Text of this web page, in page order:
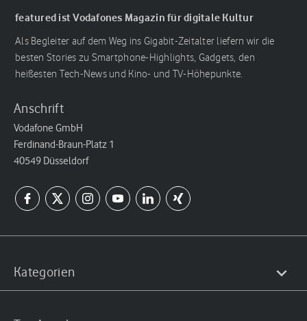
featured ist Vodafones Magazin für digitale Kultur
Als Begleiter auf dem Weg ins Gigabit-Zeitalter liefern wir die
besten Stories zu Smartphone-Highlights, Gadgets, den
heißesten Tech-News und Kino- und TV-Höhepunkte.
Anschrift
Vodafone GmbH
Ferdinand-Braun-Platz 1
40549 Düsseldorf
Kategorien